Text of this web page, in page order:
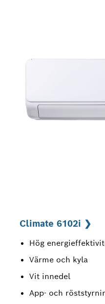
Climate 6102i ❯
Hög
Värme och kyla
Vit innedel
App- och